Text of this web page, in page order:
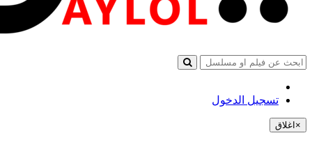
تسجيل الدخول
× اغلاق